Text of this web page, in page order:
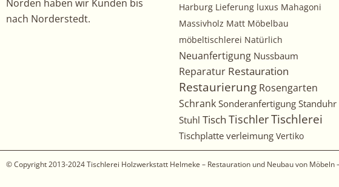
Norden haben wir Kunden bis
nach Norderstedt.
Harburg Lieferung luxus Mahagoni
Massivholz Matt Möbelbau
möbeltischlerei Natürlich
Neuanfertigung Nussbaum
Reparatur Restauration
Restaurierung Rosengarten
Schrank Sonderanfertigung Standuhr
Stuhl Tisch TischlerTischlerei
Tischplatte verleimung Vertiko
© Copyright 2013-2024Tischlerei Holzwerkstatt Helmeke – Restauration und Neubau von Möbeln